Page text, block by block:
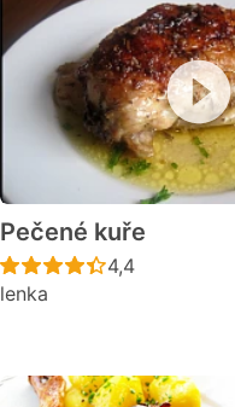
Pečené kuře
Recept ještě
4,4
lenka